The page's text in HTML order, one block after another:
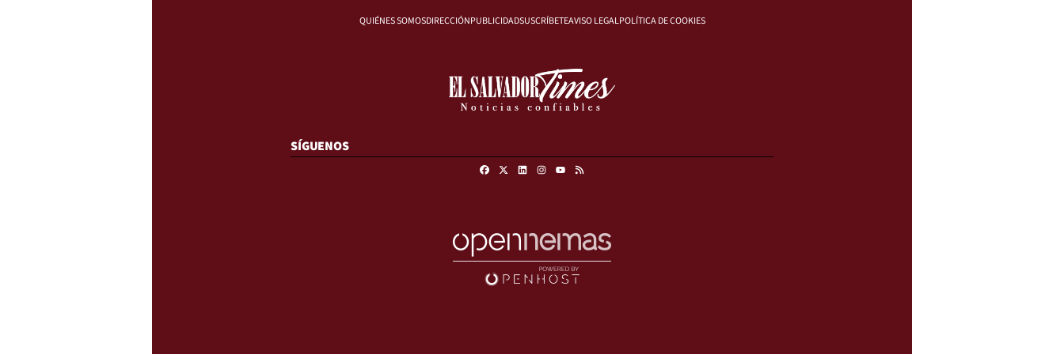
QUIÉNES SOMOSDIRECCIÓNPUBLICIDADSUSCRÍBETEAVISO LEGALPOLÍTICA DE COOKIES
SÍGUENOS
FacebookLinkedinInstagram